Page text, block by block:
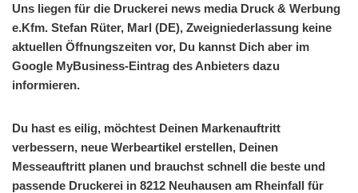
Uns liegen für die Druckerei news media Druck & Werbung
e.Kfm. Stefan Rüter, Marl (DE), Zweigniederlassung keine
aktuellen Öffnungszeiten vor, Du kannst Dich aber im
Google MyBusiness-Eintrag des Anbieters dazu
informieren.
Du hast es eilig, möchtest Deinen Markenauftritt
verbessern, neue Werbeartikel erstellen, Deinen
Messeauftritt planen und brauchst schnell die beste und
passende Druckerei in 8212 Neuhausen am Rheinfall für